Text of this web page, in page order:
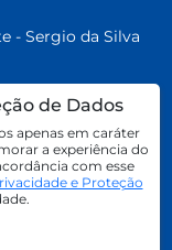
- Sergio da Silva
reservados
de Dados
apenas em caráter
a experiência do
com esse
e Proteção